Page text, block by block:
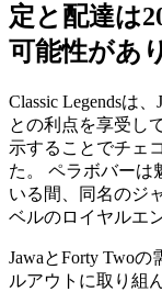
定と配達は
可能性があ
Classic Legendsは
との利点を享受し
示することでチェ
た。 ペラボバーは
いる間、同名のジ
ベルのロイヤルエ
JawaとForty Two
ルアウトに取り組